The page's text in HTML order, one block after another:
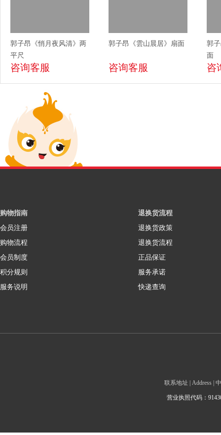
郭子昂《悄月夜风清》两
平尺
咨询客服
郭子昂《雲山晨居》扇面
咨询客服
郭
面
咨
购物指南
会员注册
购物流程
会员制度
积分规则
服务说明
退换货流程
退换货政策
退换货流程
正品保证
服务承诺
快递查询
联系地址 | Address |
营业执照代码：